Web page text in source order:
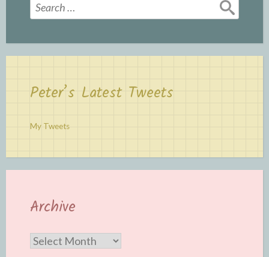
Search
for:
Peter’s Latest Tweets
My Tweets
Archive
Archive